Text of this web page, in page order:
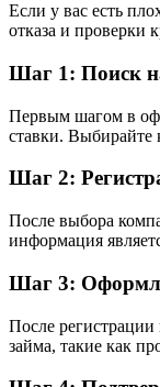
Если у вас есть
отказа и проверки
Шаг 1: Поиск
Первым шагом в
ставки. Выбирайте
Шаг 2:
После выбора
информация
Шаг 3:
После регистрации
займа, такие как